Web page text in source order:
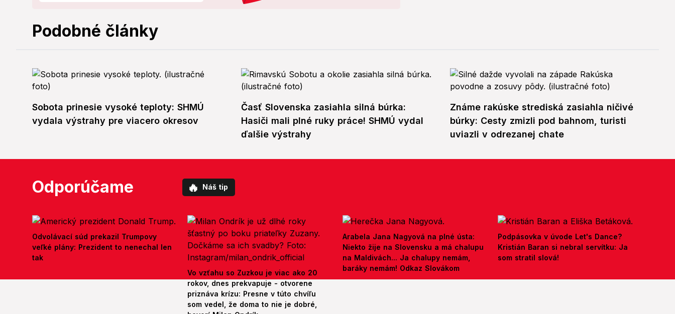
Podobné články
Sobota prinesie vysoké teploty: SHMÚ
vydala výstrahy pre viacero okresov
Časť Slovenska zasiahla silná búrka:
Hasiči mali plné ruky práce! SHMÚ vydal
ďalšie výstrahy
Známe rakúske strediská zasiahla ničivé
búrky: Cesty zmizli pod bahnom, turisti
uviazli v odrezanej chate
Odporúčame 🔥 Náš tip
Odvolávací súd prekazil Trumpovy
veľké plány: Prezident to nenechal len
tak
Vo vzťahu so Zuzkou je viac ako 20
rokov, dnes prekvapuje - otvorene
priznáva krízu: Presne v túto chvíľu
som vedel, že doma to nie je dobré,
Arabela Jana Nagyová na plné ústa:
Niekto žije na Slovensku a má chalupu
na Maldivách... Ja chalupy nemám,
baráky nemám! Odkaz Slovákom
Podpásovka v úvode Let's Dance?
Kristián Baran si nebral servítku: Ja
som stratil slová!